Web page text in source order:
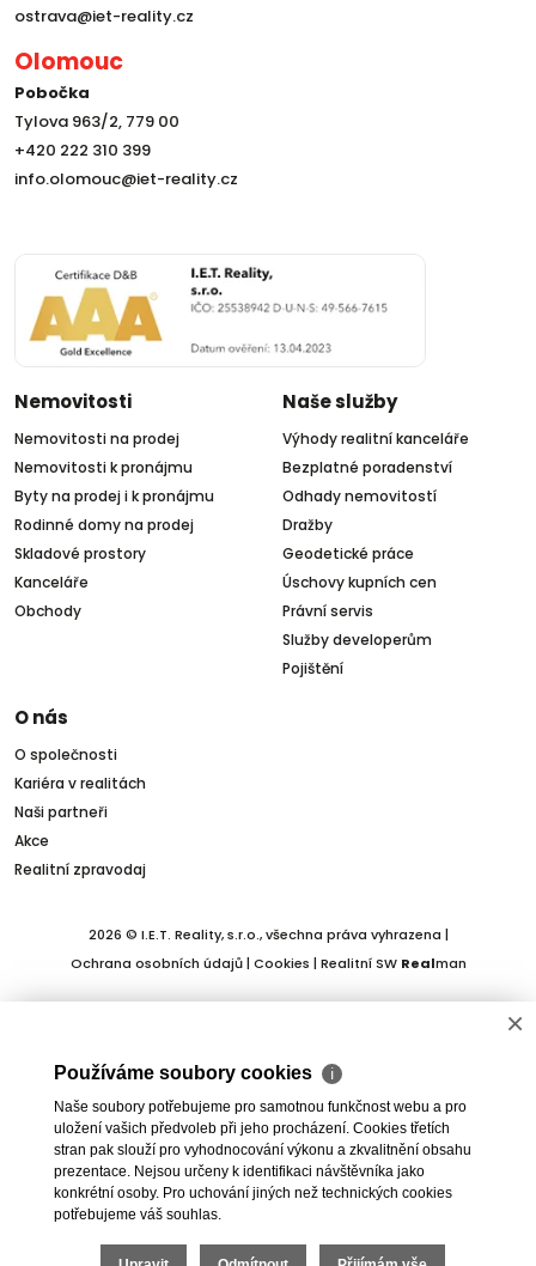
ostrava@iet-reality.cz
Olomouc
Pobočka
Tylova 963/2, 779 00
+420 222 310 399
info.olomouc@iet-reality.cz
Nemovitosti
Nemovitosti na prodej
Nemovitosti k pronájmu
Byty na prodej i k pronájmu
Rodinné domy na prodej
Skladové prostory
Kanceláře
Obchody
Naše služby
Výhody realitní kanceláře
Bezplatné poradenství
Odhady nemovitostí
Dražby
Geodetické práce
Úschovy kupních cen
Právní servis
Služby developerům
Pojištění
O nás
O společnosti
Kariéra v realitách
Naši partneři
Akce
Realitní zpravodaj
2026 © I.E.T. Reality, s.r.o., všechna práva vyhrazena |
Ochrana osobních údajů| Cookies | Realitní SW Realman
×
Používáme soubory cookies ℹ
Naše soubory potřebujeme pro samotnou funkčnost webu a pro
uložení vašich předvoleb při jeho procházení. Cookies třetích
stran pak slouží pro vyhodnocování výkonu a zkvalitnění obsahu
prezentace. Nejsou určeny k identifikaci návštěvníka jako
konkrétní osoby. Pro uchování jiných než technických cookies
potřebujeme váš souhlas.